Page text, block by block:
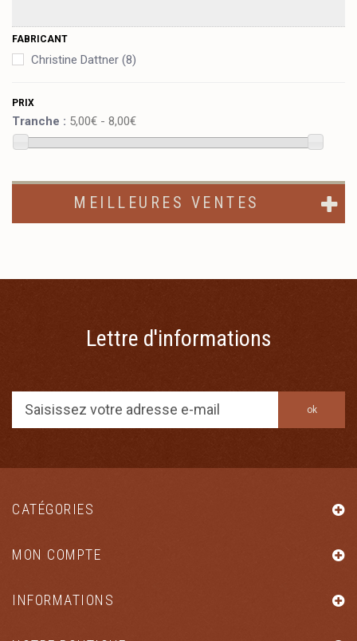
FABRICANT
Christine Dattner (8)
PRIX
Tranche : 5,00€ - 8,00€
MEILLEURES VENTES
Lettre d'informations
ok
CATÉGORIES
MON COMPTE
INFORMATIONS